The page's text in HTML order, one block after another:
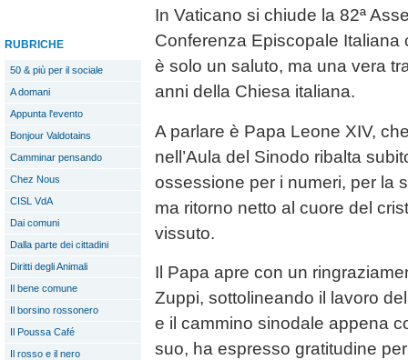
RUBRICHE
50 & più per il sociale
A domani
Appunta l'evento
Bonjour Valdotains
Camminar pensando
Chez Nous
CISL VdA
Dai comuni
Dalla parte dei cittadini
Diritti degli Animali
Il bene comune
Il borsino rossonero
Il Poussa Café
Il rosso e il nero
In Vaticano si chiude la 82ª
Conferenza Episcopale
è solo un saluto, ma una vera
anni della Chiesa italiana.
A parlare è Papa Leone XIV,
nell’Aula del Sinodo ribalta
ossessione per i numeri, per la
ma ritorno netto al cuore del
vissuto.
Il Papa apre con un
Zuppi, sottolineando il lavoro
e il cammino sinodale appena
suo, ha espresso gratitudine per